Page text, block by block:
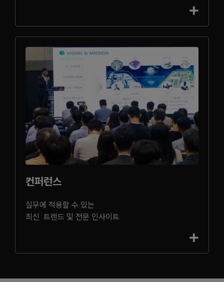
컨퍼런스
실무에 적용할 수 있는
최신 트렌드 및 전문 인사이트